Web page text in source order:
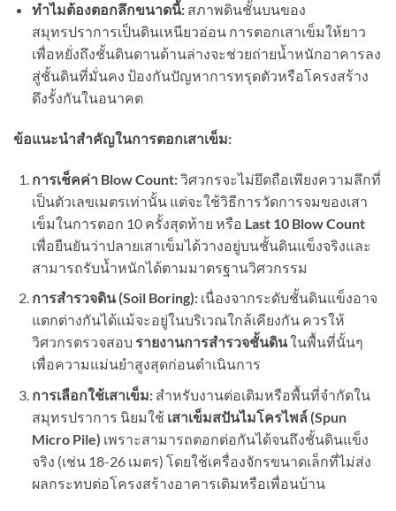
ทำไมต้องตอกลึกขนาดนี้:สภาพดินชั้นบนของ
สมุทรปราการเป็นดินเหนียวอ่อน การตอกเสาเข็มให้ยาว
เพื่อหยั่งถึงชั้นดินดานด้านล่างจะช่วยถ่ายน้ำหนักอาคารลง
สู่ชั้นดินที่มั่นคง ป้องกันปัญหาการทรุดตัวหรือโครงสร้าง
ดึงรั้งกันในอนาคต
ข้อแนะนำสำคัญในการตอกเสาเข็ม:
การเช็คค่า Blow Count:วิศวกรจะไม่ยึดถือเพียงความลึกที่
เป็นตัวเลขเมตรเท่านั้น แต่จะใช้วิธีการวัดการจมของเสา
เข็มในการตอก 10 ครั้งสุดท้าย หรือ Last 10 Blow Count
เพื่อยืนยันว่าปลายเสาเข็มได้วางอยู่บนชั้นดินแข็งจริงและ
สามารถรับน้ำหนักได้ตามมาตรฐานวิศวกรรม
การสำรวจดิน (Soil Boring):เนื่องจากระดับชั้นดินแข็งอาจ
แตกต่างกันได้แม้จะอยู่ในบริเวณใกล้เคียงกัน ควรให้
วิศวกรตรวจสอบ รายงานการสำรวจชั้นดินในพื้นที่นั้นๆ
เพื่อความแม่นยำสูงสุดก่อนดำเนินการ
การเลือกใช้เสาเข็ม:สำหรับงานต่อเติมหรือพื้นที่จำกัดใน
สมุทรปราการ นิยมใช้ เสาเข็มสปันไมโครไพล์ (Spun
Micro Pile) เพราะสามารถตอกต่อกันได้จนถึงชั้นดินแข็ง
จริง (เช่น 18-26 เมตร) โดยใช้เครื่องจักรขนาดเล็กที่ไม่ส่ง
ผลกระทบต่อโครงสร้างอาคารเดิมหรือเพื่อนบ้าน